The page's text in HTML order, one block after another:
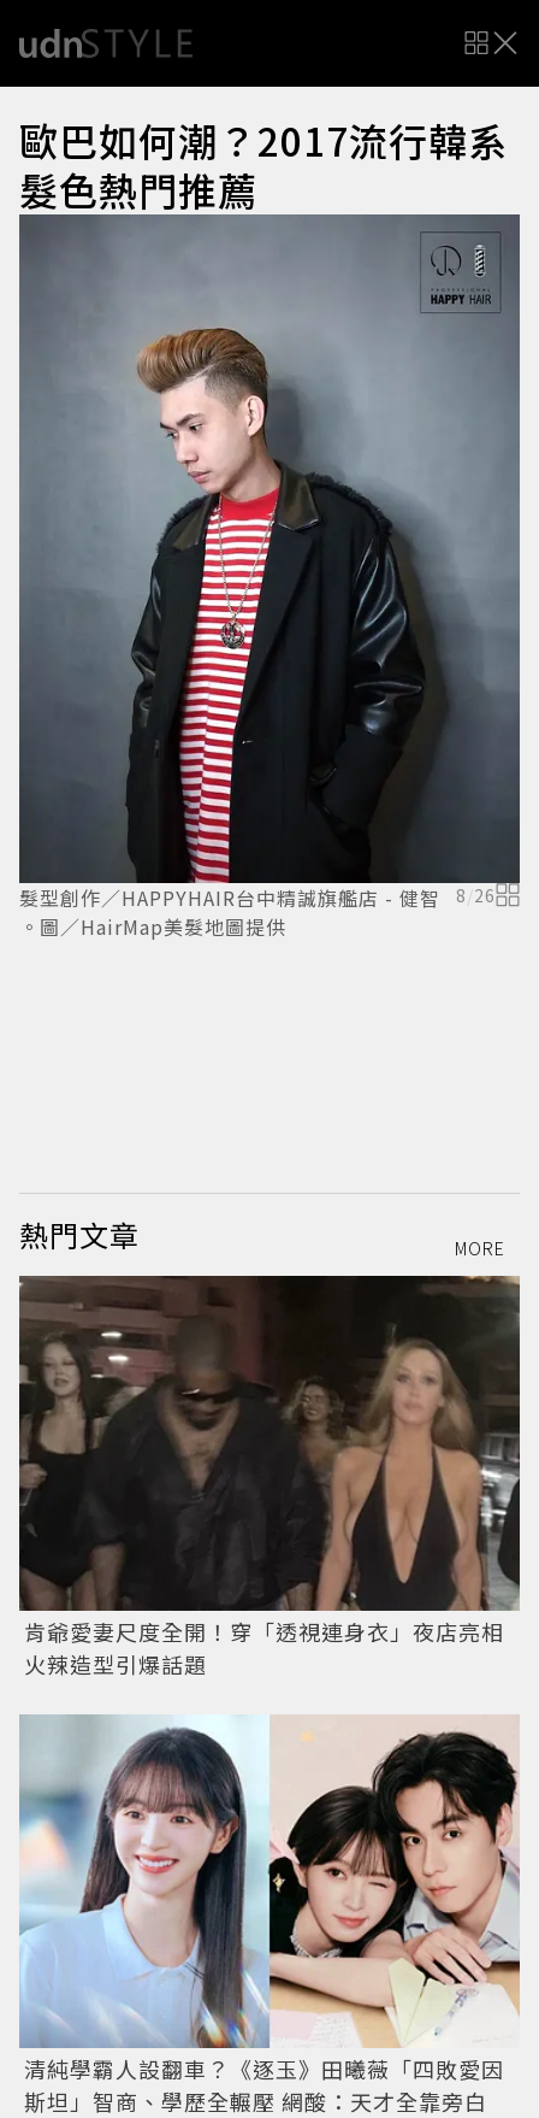
歐巴如何潮？2017流行韓系
髮色熱門推薦
髮型創作／HAPPYHAIR台中精誠旗艦店 - 健智
。圖／HairMap美髮地圖提供
8/26
熱門文章 MORE
肯爺愛妻尺度全開！穿「透視連身衣」夜店亮相
火辣造型引爆話題
清純學霸人設翻車？《逐玉》田曦薇「四敗愛因
斯坦」智商、學歷全輾壓 網酸：天才全靠旁白